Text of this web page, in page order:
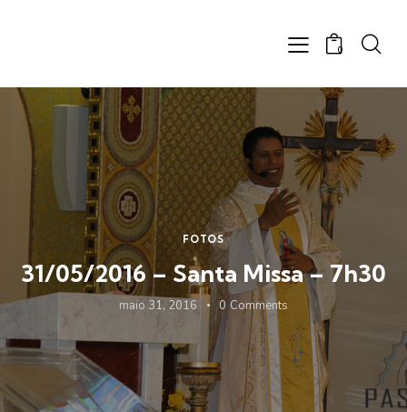
0
FOTOS
31/05/2016 – Santa Missa – 7h30
maio 31, 2016 0 Comments